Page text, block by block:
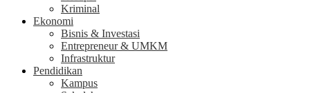
Kriminal
Ekonomi
Bisnis & Investasi
Entrepreneur & UMKM
Infrastruktur
Pendidikan
Kampus